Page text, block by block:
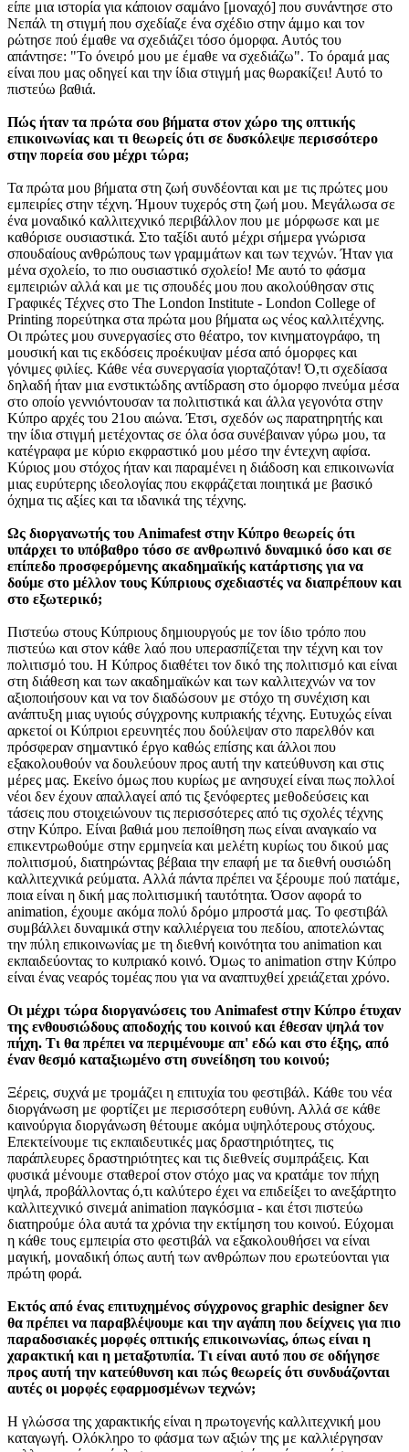
είπε μια ιστορία για κάποιον σαμάνο [μοναχό] που συνάντησε στο
Νεπάλ τη στιγμή που σχεδίαζε ένα σχέδιο στην άμμο και τον
ρώτησε πού έμαθε να σχεδιάζει τόσο όμορφα. Αυτός του
απάντησε: "Το όνειρό μου με έμαθε να σχεδιάζω". Το όραμά μας
είναι που μας οδηγεί και την ίδια στιγμή μας θωρακίζει! Αυτό το
πιστεύω βαθιά.
Πώς ήταν τα πρώτα σου βήματα στον χώρο της οπτικής
επικοινωνίας και τι θεωρείς ότι σε δυσκόλεψε περισσότερο
στην πορεία σου μέχρι τώρα;
Τα πρώτα μου βήματα στη ζωή συνδέονται και με τις πρώτες μου
εμπειρίες στην τέχνη. Ήμουν τυχερός στη ζωή μου. Μεγάλωσα σε
ένα μοναδικό καλλιτεχνικό περιβάλλον που με μόρφωσε και με
καθόρισε ουσιαστικά. Στο ταξίδι αυτό μέχρι σήμερα γνώρισα
σπουδαίους ανθρώπους των γραμμάτων και των τεχνών. Ήταν για
μένα σχολείο, το πιο ουσιαστικό σχολείο! Με αυτό το φάσμα
εμπειριών αλλά και με τις σπουδές μου που ακολούθησαν στις
Γραφικές Τέχνες στο The London Institute - London College of
Ρrinting πορεύτηκα στα πρώτα μου βήματα ως νέος καλλιτέχνης.
Οι πρώτες μου συνεργασίες στο θέατρο, τον κινηματογράφο, τη
μουσική και τις εκδόσεις προέκυψαν μέσα από όμορφες και
γόνιμες φιλίες. Κάθε νέα συνεργασία γιορταζόταν! Ό,τι σχεδίασα
δηλαδή ήταν μια ενστικτώδης αντίδραση στο όμορφο πνεύμα μέσα
στο οποίο γεννιόντουσαν τα πολιτιστικά και άλλα γεγονότα στην
Κύπρο αρχές του 21ου αιώνα. Έτσι, σχεδόν ως παρατηρητής και
την ίδια στιγμή μετέχοντας σε όλα όσα συνέβαιναν γύρω μου, τα
κατέγραφα με κύριο εκφραστικό μου μέσο την έντεχνη αφίσα.
Κύριος μου στόχος ήταν και παραμένει η διάδοση και επικοινωνία
μιας ευρύτερης ιδεολογίας που εκφράζεται ποιητικά με βασικό
όχημα τις αξίες και τα ιδανικά της τέχνης.
Ως διοργανωτής του Animafest στην Κύπρο θεωρείς ότι
υπάρχει το υπόβαθρο τόσο σε ανθρωπινό δυναμικό όσο και σε
επίπεδο προσφερόμενης ακαδημαϊκής κατάρτισης για να
δούμε στο μέλλον τους Κύπριους σχεδιαστές να διαπρέπουν και
στο εξωτερικό;
Πιστεύω στους Κύπριους δημιουργούς με τον ίδιο τρόπο που
πιστεύω και στον κάθε λαό που υπερασπίζεται την τέχνη και τον
πολιτισμό του. Η Κύπρος διαθέτει τον δικό της πολιτισμό και είναι
στη διάθεση και των ακαδημαϊκών και των καλλιτεχνών να τον
αξιοποιήσουν και να τον διαδώσουν με στόχο τη συνέχιση και
ανάπτυξη μιας υγιούς σύγχρονης κυπριακής τέχνης. Ευτυχώς είναι
αρκετοί οι Κύπριοι ερευνητές που δούλεψαν στο παρελθόν και
πρόσφεραν σημαντικό έργο καθώς επίσης και άλλοι που
εξακολουθούν να δουλεύουν προς αυτή την κατεύθυνση και στις
μέρες μας. Εκείνο όμως που κυρίως με ανησυχεί είναι πως πολλοί
νέοι δεν έχουν απαλλαγεί από τις ξενόφερτες μεθοδεύσεις και
τάσεις που στοιχειώνουν τις περισσότερες από τις σχολές τέχνης
στην Κύπρο. Είναι βαθιά μου πεποίθηση πως είναι αναγκαίο να
επικεντρωθούμε στην ερμηνεία και μελέτη κυρίως του δικού μας
πολιτισμού, διατηρώντας βέβαια την επαφή με τα διεθνή ουσιώδη
καλλιτεχνικά ρεύματα. Αλλά πάντα πρέπει να ξέρουμε πού πατάμε,
ποια είναι η δική μας πολιτισμική ταυτότητα. Όσον αφορά το
animation, έχουμε ακόμα πολύ δρόμο μπροστά μας. Το φεστιβάλ
συμβάλλει δυναμικά στην καλλιέργεια του πεδίου, αποτελώντας
την πύλη επικοινωνίας με τη διεθνή κοινότητα του animation και
εκπαιδεύοντας το κυπριακό κοινό. Όμως το animation στην Κύπρο
είναι ένας νεαρός τομέας που για να αναπτυχθεί χρειάζεται χρόνο.
Οι μέχρι τώρα διοργανώσεις του Animafest στην Κύπρο έτυχαν
της ενθουσιώδους αποδοχής του κοινού και έθεσαν ψηλά τον
πήχη. Τι θα πρέπει να περιμένουμε απ' εδώ και στο έξης, από
έναν θεσμό καταξιωμένο στη συνείδηση του κοινού;
Ξέρεις, συχνά με τρομάζει η επιτυχία του φεστιβάλ. Κάθε του νέα
διοργάνωση με φορτίζει με περισσότερη ευθύνη. Αλλά σε κάθε
καινούργια διοργάνωση θέτουμε ακόμα υψηλότερους στόχους.
Επεκτείνουμε τις εκπαιδευτικές μας δραστηριότητες, τις
παράπλευρες δραστηριότητες και τις διεθνείς συμπράξεις. Και
φυσικά μένουμε σταθεροί στον στόχο μας να κρατάμε τον πήχη
ψηλά, προβάλλοντας ό,τι καλύτερο έχει να επιδείξει το ανεξάρτητο
καλλιτεχνικό σινεμά animation παγκόσμια - και έτσι πιστεύω
διατηρούμε όλα αυτά τα χρόνια την εκτίμηση του κοινού. Εύχομαι
η κάθε τους εμπειρία στο φεστιβάλ να εξακολουθήσει να είναι
μαγική, μοναδική όπως αυτή των ανθρώπων που ερωτεύονται για
πρώτη φορά.
Εκτός από ένας επιτυχημένος σύγχρονος graphic designer δεν
θα πρέπει να παραβλέψουμε και την αγάπη που δείχνεις για πιο
παραδοσιακές μορφές οπτικής επικοινωνίας, όπως είναι η
χαρακτική και η μεταξοτυπία. Τι είναι αυτό που σε οδήγησε
προς αυτή την κατεύθυνση και πώς θεωρείς ότι συνδυάζονται
αυτές οι μορφές εφαρμοσμένων τεχνών;
Η γλώσσα της χαρακτικής είναι η πρωτογενής καλλιτεχνική μου
καταγωγή. Ολόκληρο το φάσμα των αξιών της με καλλιέργησαν